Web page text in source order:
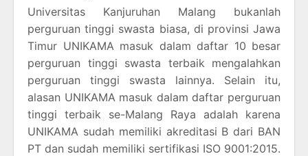
Universitas Kanjuruhan Malang bukanlah
perguruan tinggi swasta biasa, di provinsi Jawa
Timur UNIKAMA masuk dalam daftar 10 besar
perguruan tinggi swasta terbaik mengalahkan
perguruan tinggi swasta lainnya. Selain itu,
alasan UNIKAMA masuk dalam daftar perguruan
tinggi terbaik se-Malang Raya adalah karena
UNIKAMA sudah memiliki akreditasi B dari BAN
PT dan sudah memiliki sertifikasi ISO 9001:2015.